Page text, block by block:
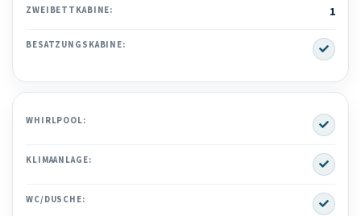
ZWEIBETTKABINE: 1
BESATZUNGSKABINE: Yes
WHIRLPOOL: Yes
KLIMAANLAGE: Yes
WC/DUSCHE: Yes